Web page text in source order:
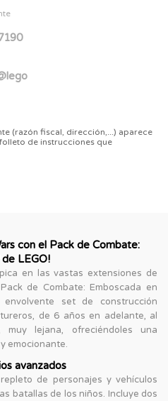
(razón fiscal, dirección,...) aparece
de instrucciones que
con el Pack de Combate:
LEGO!
en las vastas extensiones de
de Combate: Emboscada en
set de construcción
de 6 años en adelante, al
lejana, ofreciéndoles una
emocionante.
avanzados
de personajes y vehículos
batallas de los niños. Incluye dos